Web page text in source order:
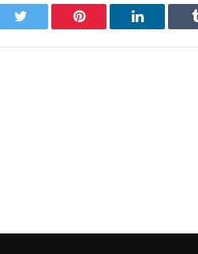
Twitter Pinterest LinkedIn